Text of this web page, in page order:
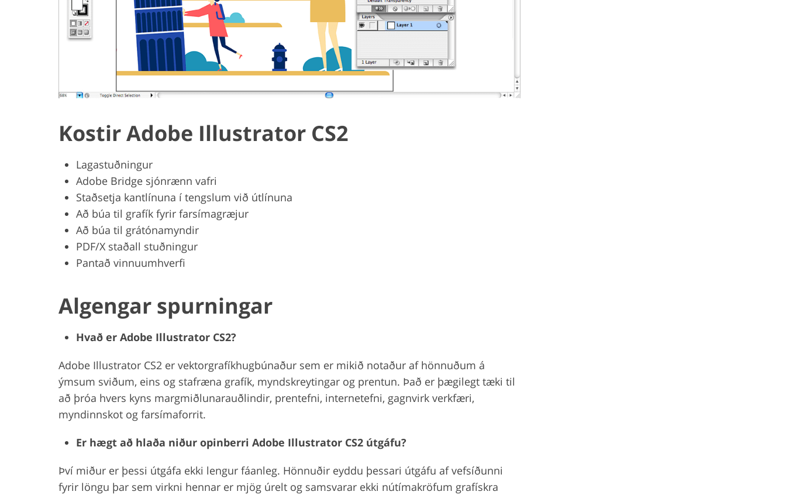
Kostir Adobe Illustrator CS2
Lagastuðningur
Adobe Bridge sjónrænn vafri
Staðsetja kantlínuna í tengslum við útlínuna
Að búa til grafík fyrir farsímagræjur
Að búa til grátónamyndir
PDF/X staðall stuðningur
Pantað vinnuumhverfi
Algengar spurningar
Hvað er Adobe Illustrator CS2?
Adobe Illustrator CS2 er vektorgrafíkhugbúnaður sem er mikið notaður af hönnuðum á
ýmsum sviðum, eins og stafræna grafík, myndskreytingar og prentun. Það er þægilegt tæki til
að þróa hvers kyns margmiðlunarauðlindir, prentefni, internetefni, gagnvirk verkfæri,
myndinnskot og farsímaforrit.
Er hægt að hlaða niður opinberri Adobe Illustrator CS2 útgáfu?
Því miður er þessi útgáfa ekki lengur fáanleg. Hönnuðir eyddu þessari útgáfu af vefsíðunni
fyrir löngu þar sem virkni hennar er mjög úrelt og samsvarar ekki nútímakröfum grafískra